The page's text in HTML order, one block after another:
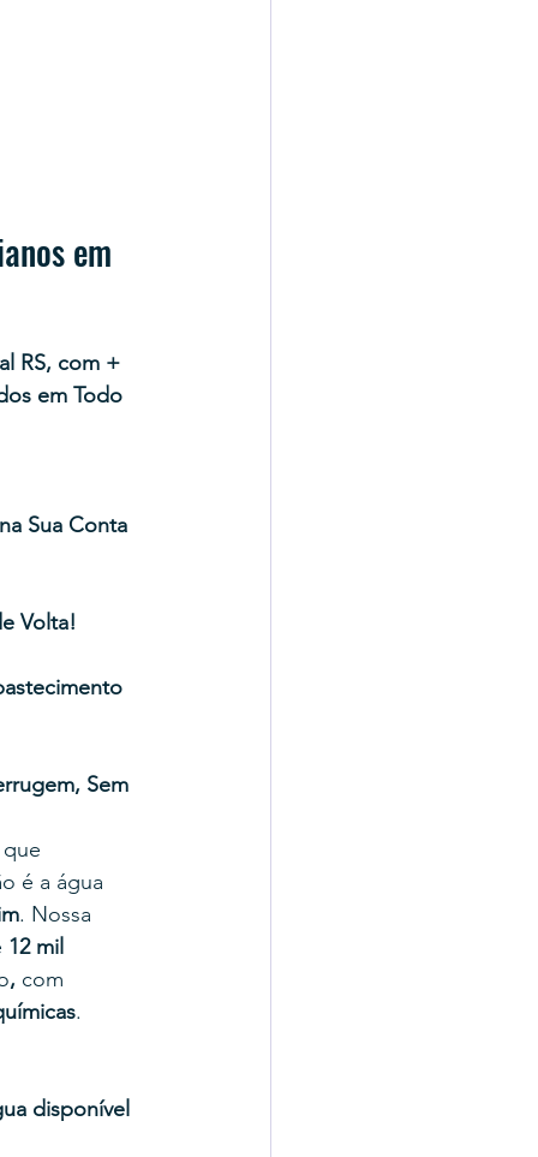
em
RS, com +
em Todo
Sua Conta
Volta!
Sem
é a água
. Nossa
12 mil
, com
.
disponível